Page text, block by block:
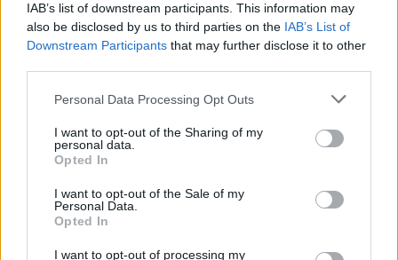
IAB’s list of downstream participants. This information may
also be disclosed by us to third parties on the IAB’s List of
Downstream Participants that may further disclose it to other
Please note that this website/app uses one or more Google
not limited to your visit or usage behaviour. You may click to
grant or deny consent to Google and its third-party tags to
use your data for below specified purposes in below Google
consent section.
Personal Data Processing Opt Outs
I want to opt-out of the Sharing of my
personal data.
Opted In
I want to opt-out of the Sale of my
Personal Data.
Opted In
I want to opt-out of processing my
Latinovits Zoltán: a színészkirály, aki
arcanum admin•2026. június 04.
Van az a ritka pillanat, amikor egy színész nem